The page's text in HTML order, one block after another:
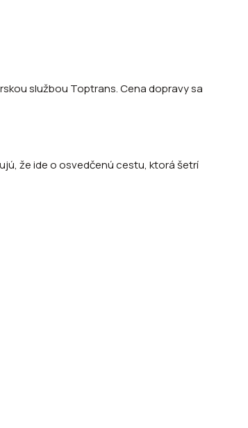
službou Toptrans. Cena dopravy sa
že ide o osvedčenú cestu, ktorá šetrí